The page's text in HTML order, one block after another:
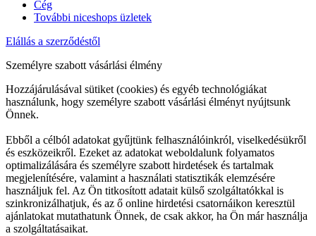
Cég
További niceshops üzletek
Elállás a szerződéstől
Személyre szabott vásárlási élmény
Hozzájárulásával sütiket (cookies) és egyéb technológiákat
használunk, hogy személyre szabott vásárlási élményt nyújtsunk
Önnek.
Ebből a célból adatokat gyűjtünk felhasználóinkról, viselkedésükről
és eszközeikről. Ezeket az adatokat weboldalunk folyamatos
optimalizálására és személyre szabott hirdetések és tartalmak
megjelenítésére, valamint a használati statisztikák elemzésére
használjuk fel. Az Ön titkosított adatait külső szolgáltatókkal is
szinkronizálhatjuk, és az ő online hirdetési csatornáikon keresztül
ajánlatokat mutathatunk Önnek, de csak akkor, ha Ön már használja
a szolgáltatásaikat.